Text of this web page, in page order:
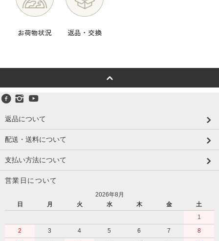
お荷物状況 返品・交換
返品について
配送・送料について
支払い方法について
営業日について
2026年8月
日
月 火 水 木 金
土
1
2
3 4 5 6 7
8